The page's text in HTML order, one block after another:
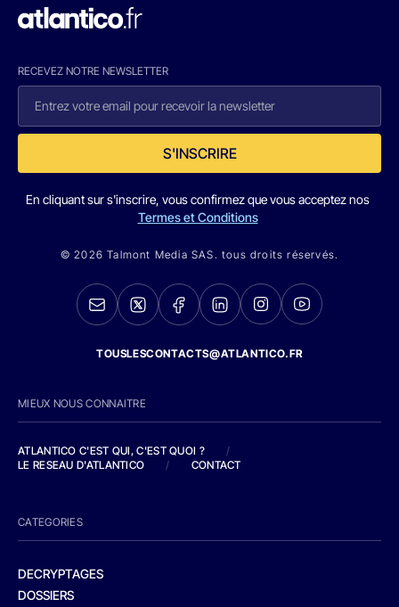
RECEVEZ NOTRE NEWSLETTER
S'INSCRIRE
En cliquant sur s'inscrire, vous confirmez que vous acceptez nos
Termes et Conditions
© 2026 Talmont Media SAS. tous droits réservés.
TOUSLESCONTACTS@ATLANTICO.FR
MIEUX NOUS CONNAITRE
ATLANTICO C'EST QUI, C'EST QUOI ?
/
LE RESEAU D'ATLANTICO
/ CONTACT
CATEGORIES
DECRYPTAGES
DOSSIERS